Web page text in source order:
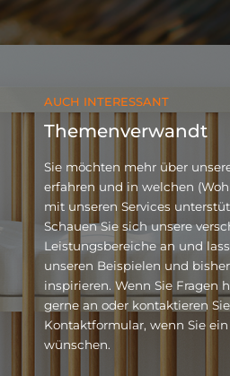
nehmen. Und zwar ganz ohne
Putzaktion.
AUCH INTERESSANT
Themenverwandt
Sie möchten mehr über
erfahren und in welchen
mit unseren Services
Schauen Sie sich unsere
Leistungsbereiche an und
unseren Beispielen und
inspirieren. Wenn Sie Fragen
gerne an oder kontaktieren
Kontaktformular, wenn Sie
wünschen.